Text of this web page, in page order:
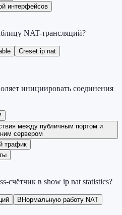
интерфейсов
NAT-трансляций?
Creset ip nat
инициировать соединения
между публичным портом и
сервером
трафик
счётчик в show ip nat statistics?
B Нормальную работу NAT